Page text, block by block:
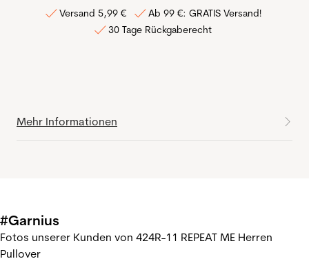
Versand 5,99 €
Ab 99 €: GRATIS Versand!
30 Tage Rückgaberecht
Mehr Informationen
#Garnius
Fotos unserer Kunden von 424R-11 REPEAT ME Herren
Pullover